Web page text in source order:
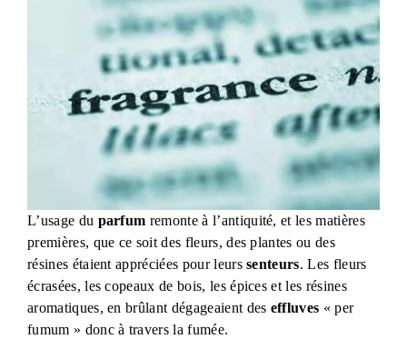
L’usage du parfum remonte à l’antiquité, et les matières
premières, que ce soit des fleurs, des plantes ou des
résines étaient appréciées pour leurssenteurs. Les fleurs
écrasées, les copeaux de bois, les épices et les résines
aromatiques, en brûlant dégageaient des effluves « per
fumum » donc à travers la fumée.